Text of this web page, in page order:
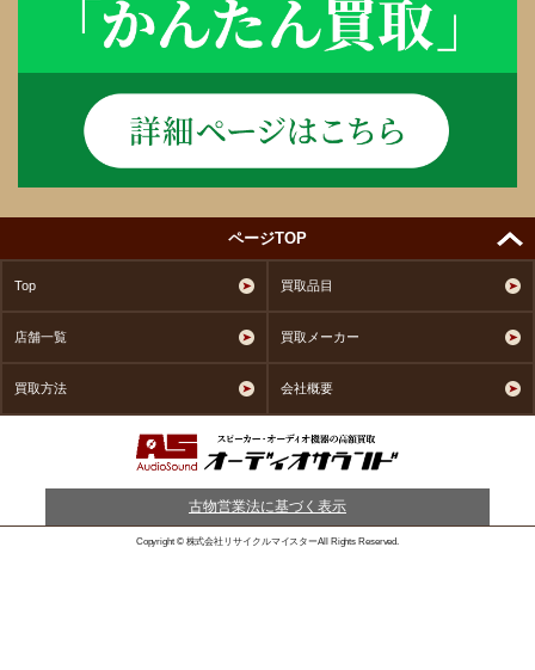
ページTOP
Top 買取品目
店舗一覧 買取メーカー
買取方法 会社概要
古物営業法に基づく表示
Copyright © 株式会社リサイクルマイスターAll Rights Reserved.